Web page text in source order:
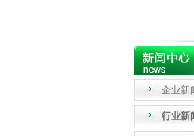
企业新
行业新